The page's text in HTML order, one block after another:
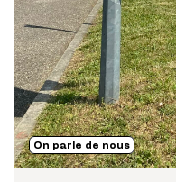
On parle de nous